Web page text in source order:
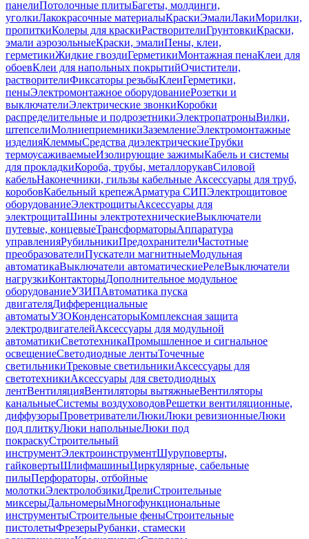
панелиПотолочные плитыБагеты, молдинги,
уголкиЛакокрасочные материалыКраскиЭмалиЛакиМорилки,
пропиткиКолеры для краскиРастворителиГрунтовкиКраски,
эмали аэрозольныеКраски, эмалиПены, клеи,
герметикиЖидкие гвоздиГерметикиМонтажная пенаКлеи для
обоевКлеи для напольных покрытийОчистители,
растворителиФиксаторы резьбыКлеиГерметики,
пеныЭлектромонтажное оборудованиеРозетки и
выключателиЭлектрические звонкиКоробки
распределительные и подрозетникиЭлектропатроныВилки,
штепселиМолниеприемникиЗаземлениеЭлектромонтажные
изделияКлеммыСредства диэлектрическиеТрубки
термоусаживаемыеИзолирующие зажимыКабель и системы
для прокладкиКороба, трубы, металлорукавСиловой
кабельНаконечники, гильзы кабельные Аксессуары для труб,
коробовКабельный крепежАрматура СИПЭлектрощитовое
оборудованиеЭлектрощитыАксессуары для
электрощитаШины электротехническиеВыключатели
путевые, концевыеТрансформаторыАппаратура
управленияРубильникиПредохранителиЧастотные
преобразователиПускатели магнитныеМодульная
автоматикаВыключатели автоматическиеРелеВыключатели
нагрузкиКонтакторыДополнительное модульное
оборудованиеУЗИПАвтоматика пуска
двигателяДифференциальные
автоматыУЗОКонденсаторыКомплексная защита
электродвигателейАксессуары для модульной
автоматикиСветотехникаПромышленное и сигнальное
освещениеСветодиодные лентыТочечные
светильникиТрековые светильникиАксессуары для
светотехникиАксессуары для светодиодных
лентВентиляцияВентиляторы вытяжныеВентиляторы
канальныеСистемы воздуховодовРешетки вентиляционные,
диффузорыПроветривателиЛюкиЛюки ревизионныеЛюки
под плиткуЛюки напольныеЛюки под
покраскуСтроительный
инструментЭлектроинструментШуруповерты,
гайковертыШлифмашиныЦиркулярные, сабельные
пилыПерфораторы, отбойные
молоткиЭлектролобзикиДрелиСтроительные
миксерыДальномерыМногофункциональные
инструментыСтроительные феныСтроительные
пистолетыФрезерыРубанки, стамески